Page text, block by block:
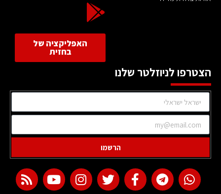
האפליקציה של
בחזית
הצטרפו לניוזלטר שלנו
הרשמו